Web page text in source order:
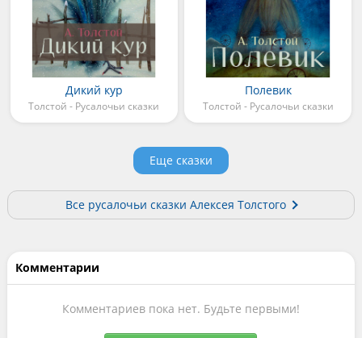
Дикий кур
Толстой - Русалочьи сказки
Полевик
Толстой - Русалочьи сказки
Еще сказки
Все русалочьи сказки Алексея Толстого
Комментарии
Комментариев пока нет. Будьте первыми!